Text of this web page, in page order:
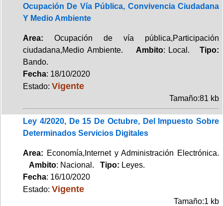
Ocupación De Vía Pública, Convivencia Ciudadana
Y Medio Ambiente
Area: Ocupación de vía pública,Participación
ciudadana,Medio Ambiente. Ambito: Local.Tipo:
Bando.
Fecha: 18/10/2020
Estado: Vigente
Tamaño:81 kb
Ley 4/2020, De 15 De Octubre, Del Impuesto Sobre
Determinados Servicios Digitales
Area: Economía,Internet y Administración Electrónica.
Ambito: Nacional. Tipo: Leyes.
Fecha: 16/10/2020
Estado: Vigente
Tamaño:1 kb